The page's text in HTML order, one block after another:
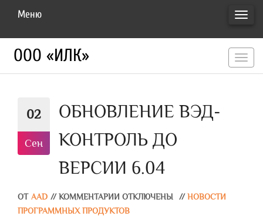
Меню
ООО «ИЛК»
02
Сен
ОБНОВЛЕНИЕ ВЭД-
КОНТРОЛЬ ДО
ВЕРСИИ 6.04
ОТ AAD // КОММЕНТАРИИ ОТКЛЮЧЕНЫ // НОВОСТИ
ПРОГРАММНЫХ ПРОДУКТОВ